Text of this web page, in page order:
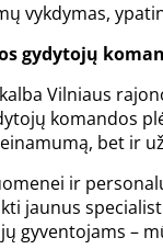
vykdymas,
gydytojų
Vilniaus
komandos
bet ir
ir
jaunus
gyventojams –